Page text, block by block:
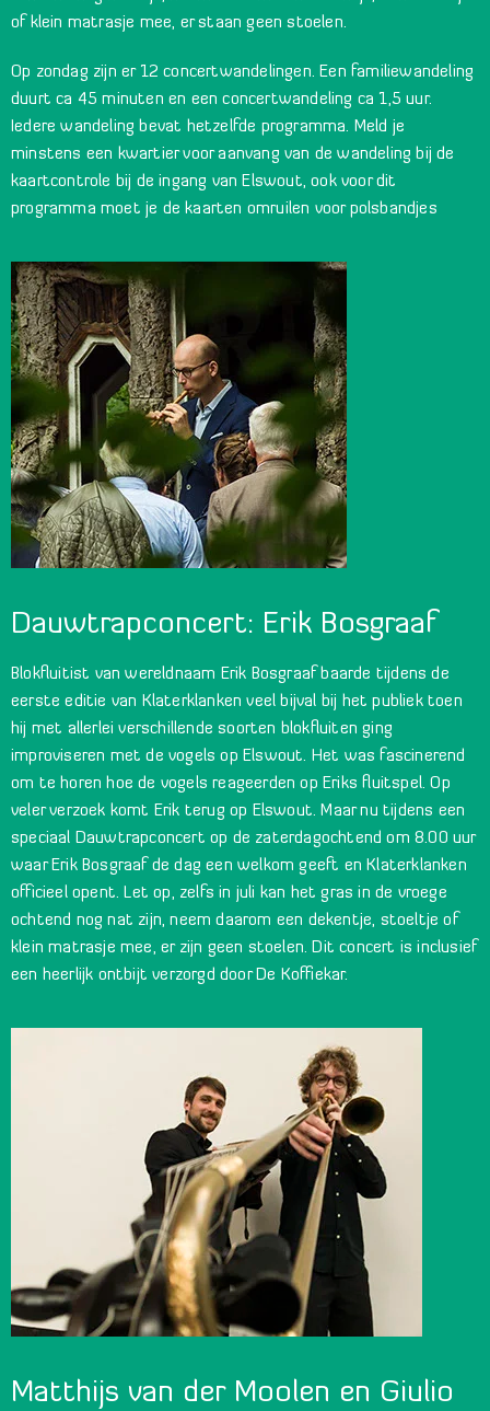
of klein matrasje mee, er staan geen stoelen.
Op zondag zijn er 12 concertwandelingen. Eenfamiliewandeling
duurt ca 45 minuten en eenconcertwandeling ca 1,5 uur.
Iedere wandeling bevat hetzelfde programma. Meld je
minstens een kwartier voor aanvang van de wandeling bij de
kaartcontrole bij de ingang van Elswout, ook voor dit
programma moet je de kaarten omruilen voor polsbandjes
Dauwtrapconcert: Erik Bosgraaf
Blokfluitist van wereldnaam Erik Bosgraaf baarde tijdens de
eerste editie van Klaterklanken veel bijval bij het publiek toen
hij met allerlei verschillende soorten blokfluiten ging
improviseren met de vogels op Elswout. Het was fascinerend
om te horen hoe de vogels reageerden op Eriks fluitspel. Op
veler verzoek komt Erik terug op Elswout. Maar nu tijdens een
speciaal Dauwtrapconcert op de zaterdagochtend om 8.00 uur
waar Erik Bosgraaf de dag een welkom geeft en Klaterklanken
officieel opent. Let op, zelfs in juli kan het gras in de vroege
ochtend nog nat zijn, neem daarom een dekentje, stoeltje of
klein matrasje mee, er zijn geen stoelen. Dit concert is inclusief
een heerlijk ontbijt verzorgd door De Koffiekar.
Matthijs van der Moolen en Giulio